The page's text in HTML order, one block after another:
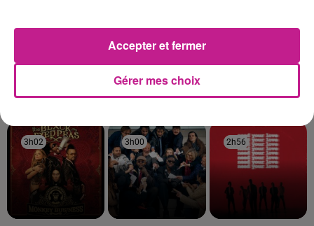
TONES AND I MUSE SLIMANE
3h02
3h02 3h00
3h00 2h56
2h56
Gérer mes choix
Accepter et fermer